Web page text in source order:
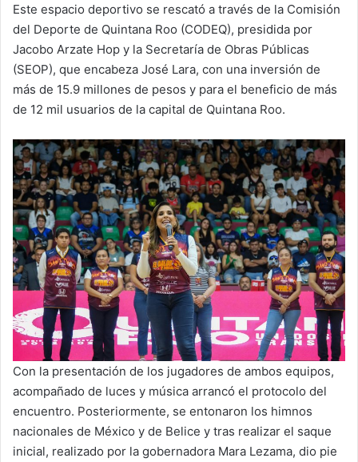
Este espacio deportivo se rescató a través de la Comisión
del Deporte de Quintana Roo (CODEQ), presidida por
Jacobo Arzate Hop y la Secretaría de Obras Públicas
(SEOP), que encabeza José Lara, con una inversión de
más de 15.9 millones de pesos y para el beneficio de más
de 12 mil usuarios de la capital de Quintana Roo.
Con la presentación de los jugadores de ambos equipos,
acompañado de luces y música arrancó el protocolo del
encuentro. Posteriormente, se entonaron los himnos
nacionales de México y de Belice y tras realizar el saque
inicial, realizado por la gobernadora Mara Lezama, dio pie